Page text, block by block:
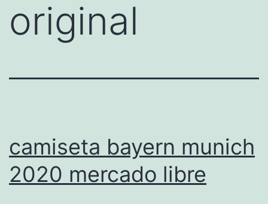
original
camiseta bayern munich
2020 mercado libre